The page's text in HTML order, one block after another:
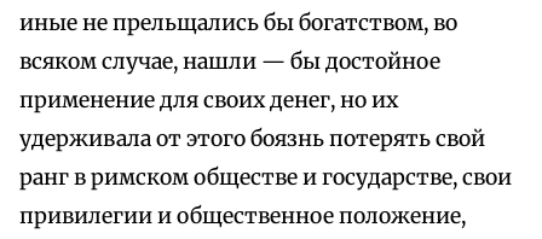
иные не прельщались бы богатством, во
всяком случае, нашли — бы достойное
применение для своих денег, но их
удерживала от этого боязнь потерять свой
ранг в римском обществе и государстве, свои
привилегии и общественное положение,